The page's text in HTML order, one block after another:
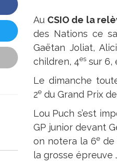
Au CSIO de la
des Nations ce
Gaëtan Joliat,
children, 4essur 6,
Le dimanche
2edu Grand Prix
Lou Puch s’est
GP junior devant
on notera la 6ede
la grosse épreuve